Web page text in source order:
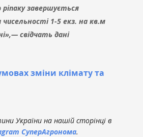
завершується
чисельності 1-5 екз. на кв.м
свідчать дані
зміни клімату та
України на нашій сторінці в
СуперАгронома.